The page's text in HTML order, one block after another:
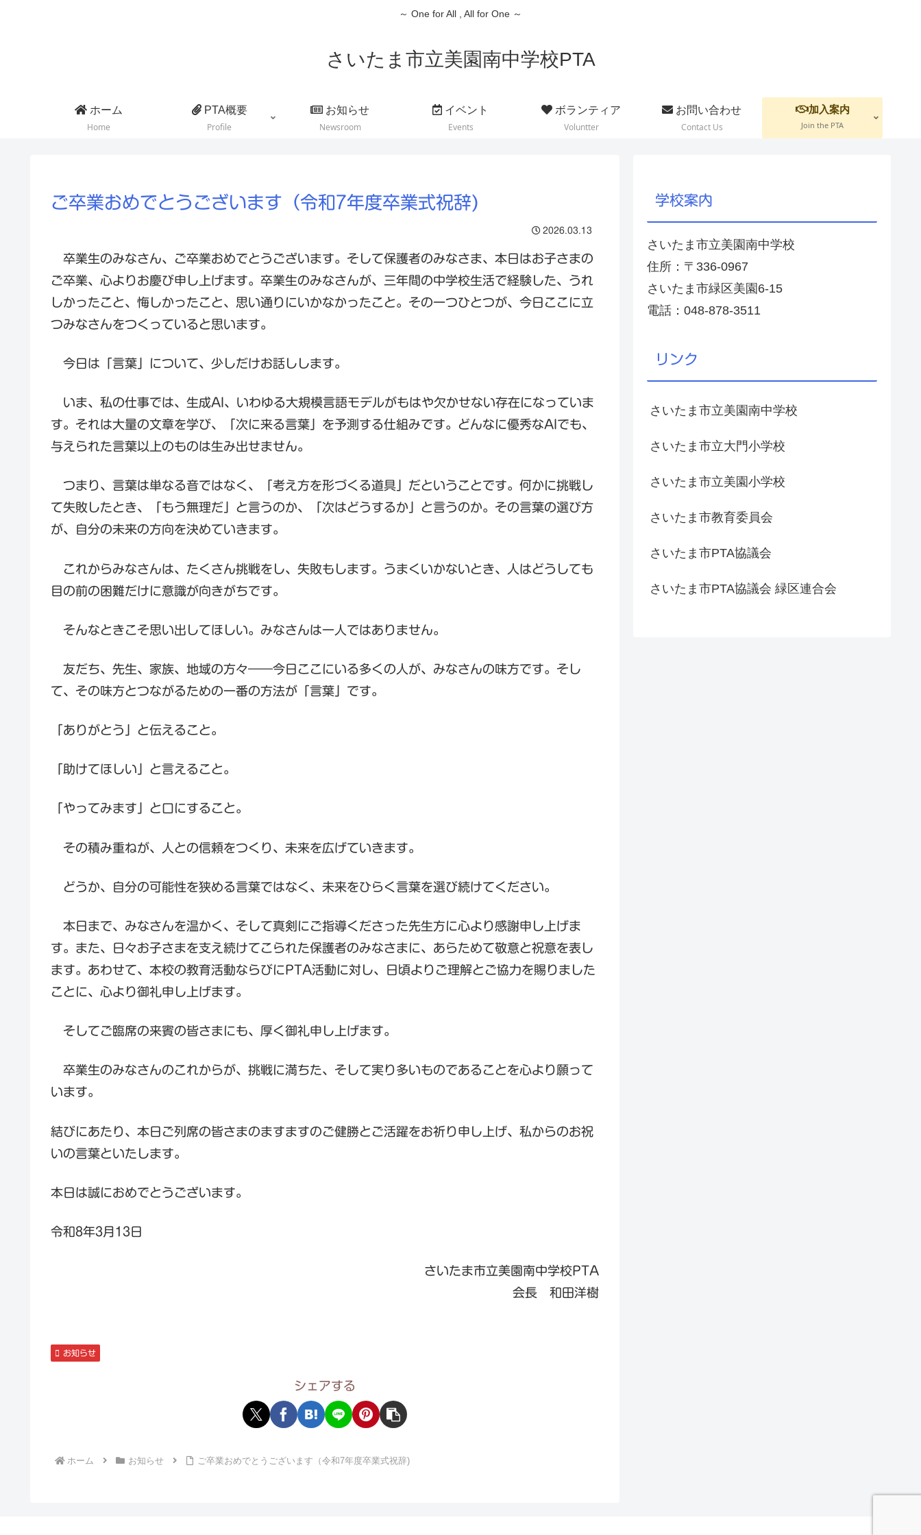
～ One for All , All for One ～
さいたま市立美園南中学校PTA
ホーム
Home
PTA概要
Profile
お知らせ
Newsroom
イベント
Events
ボランティア
Voluntter
お問い合わせ
Contact Us
加入案内
Join the PTA
ご卒業おめでとうございます（令和7年度卒業式祝辞)
2026.03.13
卒業生のみなさん、ご卒業おめでとうございます。そして保護者のみなさま、本日はお子さまの
ご卒業、心よりお慶び申し上げます。卒業生のみなさんが、三年間の中学校生活で経験した、うれ
しかったこと、悔しかったこと、思い通りにいかなかったこと。その一つひとつが、今日ここに立
つみなさんをつくっていると思います。
今日は「言葉」について、少しだけお話しします。
いま、私の仕事では、生成AI、いわゆる大規模言語モデルがもはや欠かせない存在になっていま
す。それは大量の文章を学び、「次に来る言葉」を予測する仕組みです。どんなに優秀なAIでも、
与えられた言葉以上のものは生み出せません。
つまり、言葉は単なる音ではなく、「考え方を形づくる道具」だということです。何かに挑戦し
て失敗したとき、「もう無理だ」と言うのか、「次はどうするか」と言うのか。その言葉の選び方
が、自分の未来の方向を決めていきます。
これからみなさんは、たくさん挑戦をし、失敗もします。うまくいかないとき、人はどうしても
目の前の困難だけに意識が向きがちです。
そんなときこそ思い出してほしい。みなさんは一人ではありません。
友だち、先生、家族、地域の方々――今日ここにいる多くの人が、みなさんの味方です。そし
て、その味方とつながるための一番の方法が「言葉」です。
「ありがとう」と伝えること。
「助けてほしい」と言えること。
「やってみます」と口にすること。
その積み重ねが、人との信頼をつくり、未来を広げていきます。
どうか、自分の可能性を狭める言葉ではなく、未来をひらく言葉を選び続けてください。
本日まで、みなさんを温かく、そして真剣にご指導くださった先生方に心より感謝申し上げま
す。また、日々お子さまを支え続けてこられた保護者のみなさまに、あらためて敬意と祝意を表し
ます。あわせて、本校の教育活動ならびにPTA活動に対し、日頃よりご理解とご協力を賜りました
ことに、心より御礼申し上げます。
そしてご臨席の来賓の皆さまにも、厚く御礼申し上げます。
卒業生のみなさんのこれからが、挑戦に満ちた、そして実り多いものであることを心より願って
います。
結びにあたり、本日ご列席の皆さまのますますのご健勝とご活躍をお祈り申し上げ、私からのお祝
いの言葉といたします。
本日は誠におめでとうございます。
令和8年3月13日
さいたま市立美園南中学校PTA
会長 和田洋樹
お知らせ
シェアする
ホーム お知らせ ご卒業おめでとうございます（令和7年度卒業式祝辞)
学校案内
さいたま市立美園南中学校
住所：〒336-0967
さいたま市緑区美園6-15
電話：048-878-3511
リンク
さいたま市立美園南中学校
さいたま市立大門小学校
さいたま市立美園小学校
さいたま市教育委員会
さいたま市PTA協議会
さいたま市PTA協議会 緑区連合会